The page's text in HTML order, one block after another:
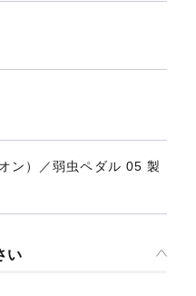
ン）／弱虫ペダル 05 製
い